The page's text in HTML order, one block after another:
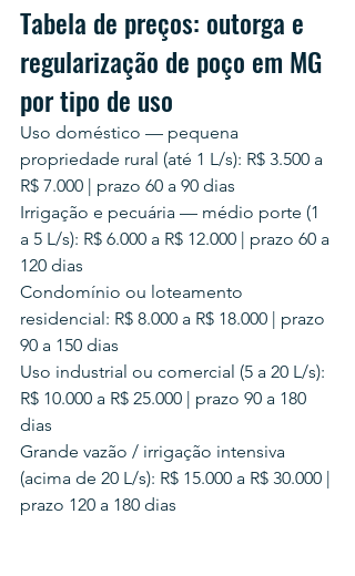
Tabela de preços: outorga e
regularização de poço em MG
por tipo de uso
Uso doméstico — pequena
propriedade rural (até 1 L/s): R$ 3.500 a
R$ 7.000 | prazo 60 a 90 dias
Irrigação e pecuária — médio porte (1
a 5 L/s): R$ 6.000 a R$ 12.000 | prazo 60 a
120 dias
Condomínio ou loteamento
residencial: R$ 8.000 a R$ 18.000 | prazo
90 a 150 dias
Uso industrial ou comercial (5 a 20 L/s):
R$ 10.000 a R$ 25.000 | prazo 90 a 180
dias
Grande vazão / irrigação intensiva
(acima de 20 L/s): R$ 15.000 a R$ 30.000 |
prazo 120 a 180 dias